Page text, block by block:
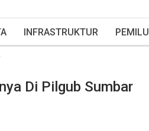
INFRASTRUKTUR PEMILU
Di Pilgub Sumbar